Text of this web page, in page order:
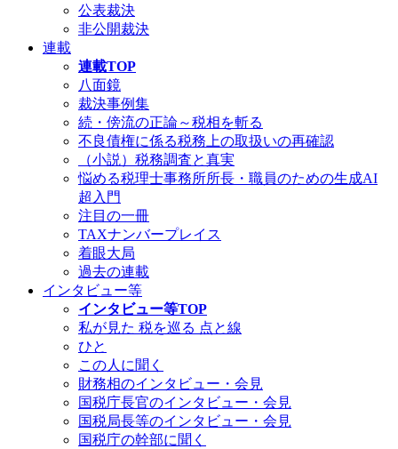
公表裁決
非公開裁決
連載
連載TOP
八面鏡
裁決事例集
続・傍流の正論～税相を斬る
不良債権に係る税務上の取扱いの再確認
（小説）税務調査と真実
悩める税理士事務所所長・職員のための生成AI
超入門
注目の一冊
TAXナンバープレイス
着眼大局
過去の連載
インタビュー等
インタビュー等TOP
私が見た 税を巡る 点と線
ひと
この人に聞く
財務相のインタビュー・会見
国税庁長官のインタビュー・会見
国税局長等のインタビュー・会見
国税庁の幹部に聞く